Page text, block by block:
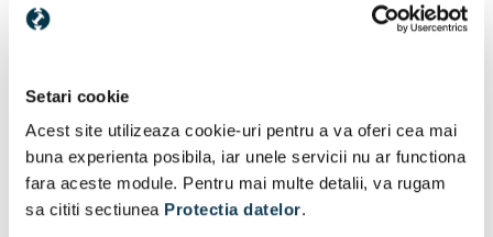
Setari cookie
Acest site utilizeaza cookie-uri pentru a va oferi cea mai
buna experienta posibila, iar unele servicii nu ar functiona
fara aceste module. Pentru mai multe detalii, va rugam
sa cititi sectiunea Protectia datelor.
CU CADOU